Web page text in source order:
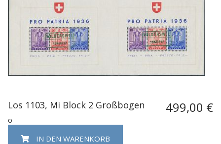
Los 1103, Mi Block 2 Großbogen 499,00 €
o
IN DEN WARENKORB